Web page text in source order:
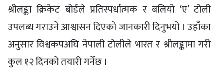
श्रीलङ्का क्रिकेट बोर्डले प्रतिस्पर्धात्मक र बलियो ‘ए’ टोली
उपलब्ध गराउने आश्वासन दिएको जानकारी दिनुभयो । उहाँका
अनुसार विश्वकपअघि नेपाली टोलीले भारत र श्रीलङ्कामा गरी
कुल १२ दिनको तयारी गर्नेछ ।